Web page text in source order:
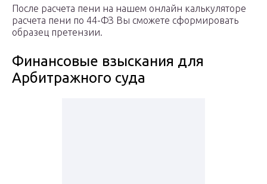
После расчета пени на нашем онлайн калькуляторе
расчета пени по 44-ФЗ Вы сможете сформировать
образец претензии.
Финансовые взыскания для
Арбитражного суда